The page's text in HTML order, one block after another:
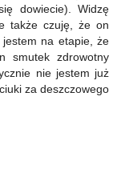
dowiecie). Widzę
także czuję, że on
na etapie, że
smutek zdrowotny
nie jestem już
za deszczowego